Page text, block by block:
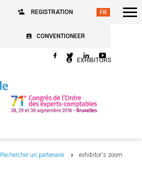
REGISTRATION
CONVENTIONEER
EXHIBITORS
Rechercher un partenaire exhibitor's zoom